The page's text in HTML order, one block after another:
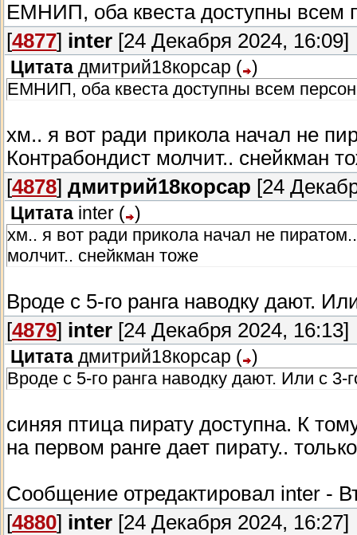
ЕМНИП, оба квеста доступны всем
[4877] inter [24 Декабря 2024, 16:09]
Цитата дмитрий18корсар ( )
ЕМНИП, оба квеста доступны всем
хм.. я вот ради прикола начал не
Контрабондист молчит.. снейкман
[4878] дмитрий18корсар [24
Цитата inter ( )
хм.. я вот ради прикола начал не
молчит.. снейкман тоже
Вроде с 5-го ранга наводку дают.
[4879] inter [24 Декабря 2024, 16:13]
Цитата дмитрий18корсар ( )
Вроде с 5-го ранга наводку дают. Или с 3-
синяя птица пирату доступна. К
на первом ранге дает пирату..
Сообщение отредактировал inter -
[4880] inter [24 Декабря 2024, 16:27]